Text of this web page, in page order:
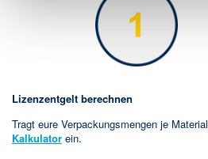
Lizenzentgelt berechnen
Tragt eure Verpackungsmengen je
Kalkulator ein.